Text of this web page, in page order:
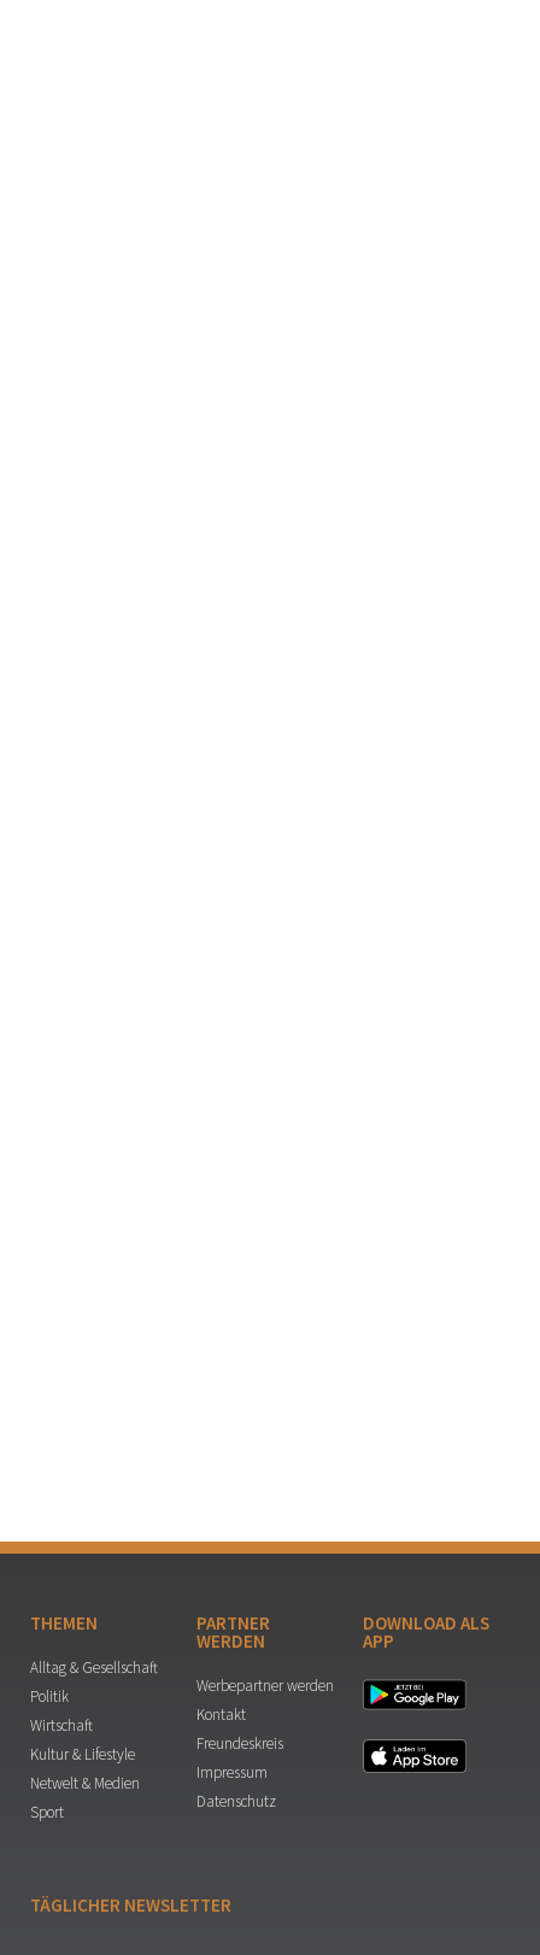
THEMEN
Alltag & Gesellschaft
Politik
Wirtschaft
Kultur & Lifestyle
Netwelt & Medien
Sport
PARTNER
WERDEN
Werbepartner werden
Kontakt
Freundeskreis
Impressum
Datenschutz
DOWNLOAD ALS
APP
TÄGLICHER NEWSLETTER